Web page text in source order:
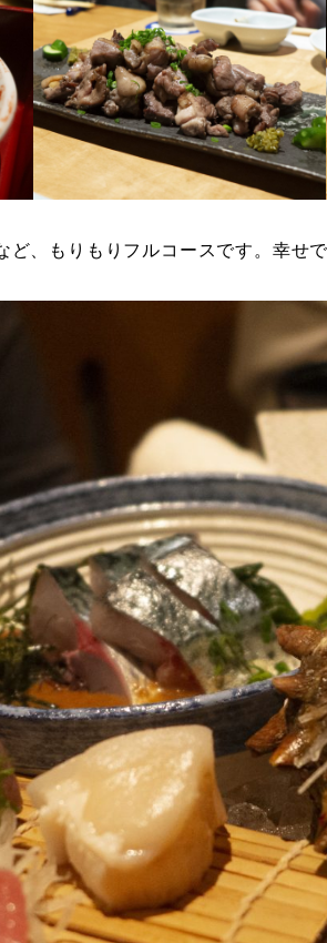
、もりもりフルコースです。幸せで